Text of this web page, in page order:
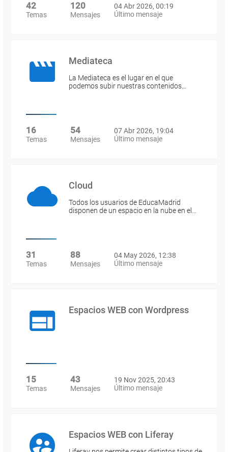
42
Temas
120
Mensajes
04 Abr 2026, 00:19
Último mensaje
Mediateca
La Mediateca es el lugar en el que
podemos subir nuestras contenidos…
16
Temas
54
Mensajes
07 Abr 2026, 19:04
Último mensaje
Cloud
Todos los usuarios de EducaMadrid
disponen de un espacio en la nube en el…
31
Temas
88
Mensajes
04 May 2026, 12:38
Último mensaje
Espacios WEB con Wordpress
15
Temas
43
Mensajes
19 Nov 2025, 20:43
Último mensaje
Espacios WEB con Liferay